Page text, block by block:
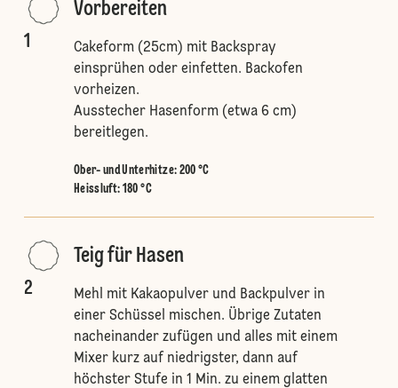
1
Vorbereiten
Cakeform (25cm) mit Backspray
einsprühen oder einfetten. Backofen
vorheizen.
Ausstecher Hasenform (etwa 6 cm)
bereitlegen.
Ober- und Unterhitze: 200 °C
Heissluft: 180 °C
2
Teig für Hasen
Mehl mit Kakaopulver und Backpulver in
einer Schüssel mischen. Übrige Zutaten
nacheinander zufügen und alles mit einem
Mixer kurz auf niedrigster, dann auf
höchster Stufe in 1 Min. zu einem glatten